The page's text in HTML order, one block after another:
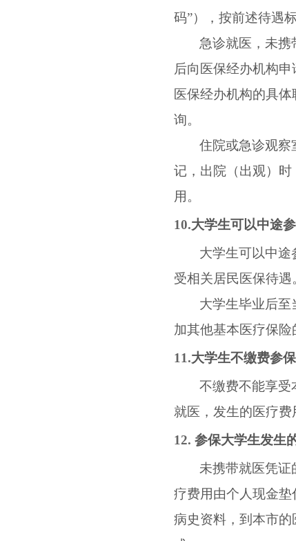
码”），按前述待遇
急诊就医，未
后向医保经办机构
医保经办机构的具
询。
住院或急诊观察
记，出院（出观）
用。
10.大学生可以中途
大学生可以中
受相关居民医保待遇
大学生毕业后至
加其他基本医疗保
11.大学生不缴费参
不缴费不能享受
就医，发生的医疗费
12. 参保大学生发生
未携带就医凭
疗费用由个人现金
病史资料，到本市